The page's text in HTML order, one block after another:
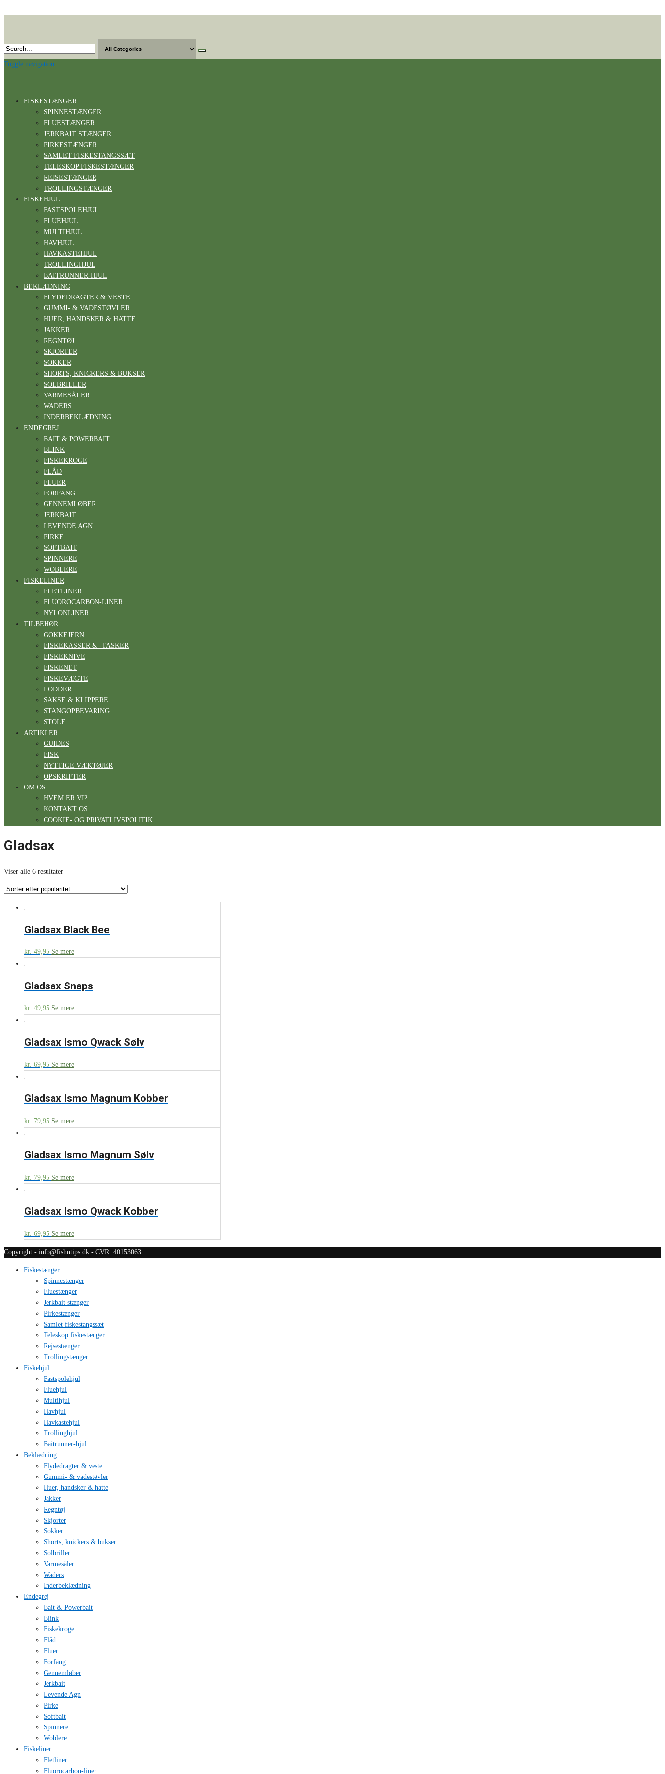
content
Toggle navigation
FISKESTÆNGER
SPINNESTÆNGER
FLUESTÆNGER
JERKBAIT STÆNGER
PIRKESTÆNGER
SAMLET FISKESTANGSSÆT
TELESKOP FISKESTÆNGER
REJSESTÆNGER
TROLLINGSTÆNGER
FISKEHJUL
FASTSPOLEHJUL
FLUEHJUL
MULTIHJUL
HAVHJUL
HAVKASTEHJUL
TROLLINGHJUL
BAITRUNNER-HJUL
BEKLÆDNING
FLYDEDRAGTER & VESTE
GUMMI- & VADESTØVLER
HUER, HANDSKER & HATTE
JAKKER
REGNTØJ
SKJORTER
SOKKER
SHORTS, KNICKERS & BUKSER
SOLBRILLER
VARMESÅLER
WADERS
INDERBEKLÆDNING
ENDEGREJ
BAIT & POWERBAIT
BLINK
FISKEKROGE
FLÅD
FLUER
FORFANG
GENNEMLØBER
JERKBAIT
LEVENDE AGN
PIRKE
SOFTBAIT
SPINNERE
WOBLERE
FISKELINER
FLETLINER
FLUOROCARBON-LINER
NYLONLINER
TILBEHØR
GOKKEJERN
FISKEKASSER & -TASKER
FISKEKNIVE
FISKENET
FISKEVÆGTE
LODDER
SAKSE & KLIPPERE
STANGOPBEVARING
STOLE
ARTIKLER
GUIDES
FISK
NYTTIGE VÆKTØJER
OPSKRIFTER
OM OS
HVEM ER VI?
KONTAKT OS
COOKIE- OG PRIVATLIVSPOLITIK
Gladsax
Viser alle 6 resultater
Gladsax Black Bee
kr. 49,95 Se mere
Gladsax Snaps
kr. 49,95 Se mere
Gladsax Ismo Qwack Sølv
kr. 69,95 Se mere
Gladsax Ismo Magnum Kobber
kr. 79,95 Se mere
Gladsax Ismo Magnum Sølv
kr. 79,95 Se mere
Gladsax Ismo Qwack Kobber
kr. 69,95 Se mere
Copyright - info@fishntips.dk - CVR: 40153063
Fiskestænger
Spinnestænger
Fluestænger
Jerkbait stænger
Pirkestænger
Samlet fiskestangssæt
Teleskop fiskestænger
Rejsestænger
Trollingstænger
Fiskehjul
Fastspolehjul
Fluehjul
Multihjul
Havhjul
Havkastehjul
Trollinghjul
Baitrunner-hjul
Beklædning
Flydedragter & veste
Gummi- & vadestøvler
Huer, handsker & hatte
Jakker
Regntøj
Skjorter
Sokker
Shorts, knickers & bukser
Solbriller
Varmesåler
Waders
Inderbeklædning
Endegrej
Bait & Powerbait
Blink
Fiskekroge
Flåd
Fluer
Forfang
Gennemløber
Jerkbait
Levende Agn
Pirke
Softbait
Spinnere
Woblere
Fiskeliner
Fletliner
Fluorocarbon-liner